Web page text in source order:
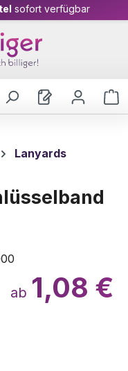
sofort verfügbar
Lanyards
ab 1,08 €